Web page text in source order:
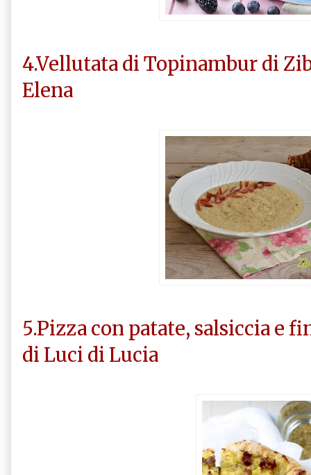
4.Vellutata di Topinambur di
Elena
5.Pizza con patate, salsiccia e
di Luci di Lucia